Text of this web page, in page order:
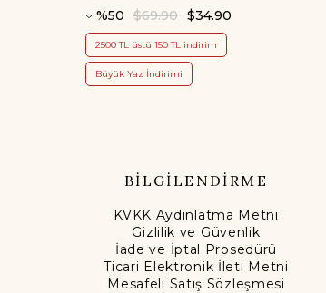
%50 $34.90
$69.90
2500 TL üstü 150 TL indirim
Büyük Yaz İndirimi
BİLGİLENDİRME
KVKK Aydınlatma Metni
Gizlilik ve Güvenlik
İade ve İptal Prosedürü
Ticari Elektronik İleti Metni
Mesafeli Satış Sözleşmesi